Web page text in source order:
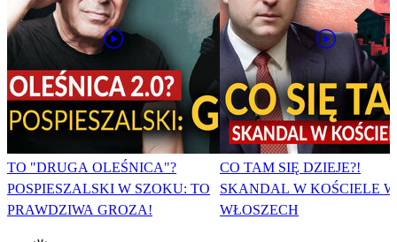
TO "DRUGA OLEŚNICA"?
POSPIESZALSKI W SZOKU: TO
PRAWDZIWA GROZA!
CO TAM SIĘ DZIEJE?!
SKANDAL W KOŚCIELE
WŁOSZECH